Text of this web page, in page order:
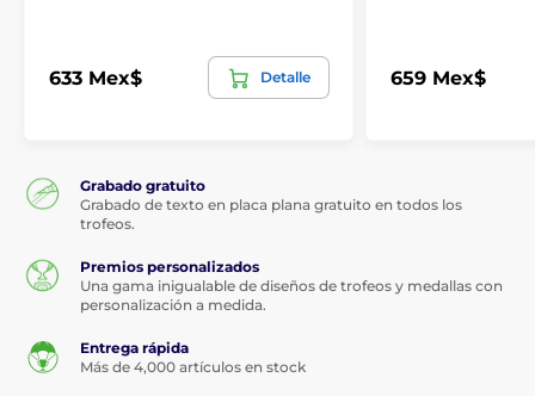
633 Mex$ Detalle 659 Mex$
Grabado gratuito
Grabado de texto en placa plana gratuito en todos los
trofeos.
Premios personalizados
Una gama inigualable de diseños de trofeos y medallas con
personalización a medida.
Entrega rápida
Más de 4,000 artículos en stock